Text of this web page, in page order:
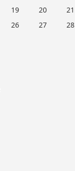
19 20 21
26 27 28